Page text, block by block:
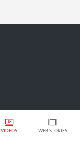
VIDEOS WEB STORIES